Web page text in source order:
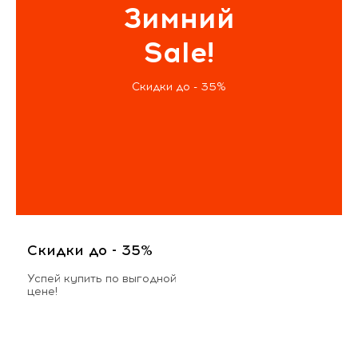
Зимний
Sale!
Скидки до - 35%
Скидки до - 35%
Успей купить по выгодной
цене!